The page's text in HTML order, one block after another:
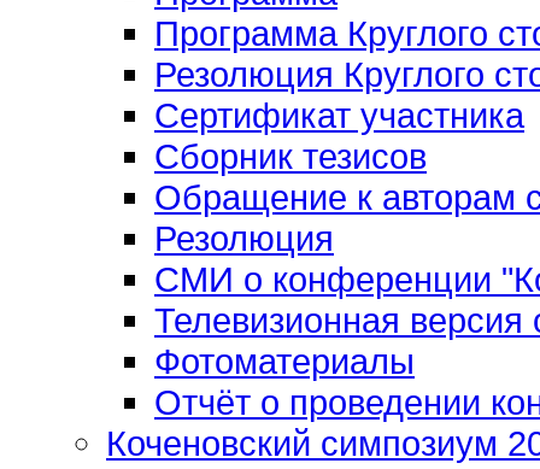
Программа Круглого
Резолюция Круглого
Сертификат участника
Сборник тезисов
Обращение к авторам
Резолюция
СМИ о конференции
Телевизионная
Фотоматериалы
Отчёт о проведении
Коченовский симпозиум